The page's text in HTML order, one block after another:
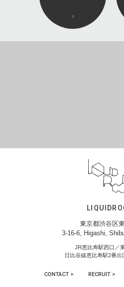
東京都渋谷区
3-16-6, Higashi,
JR恵比寿駅西口／
日比谷線恵比寿駅2番出
CONTACT > RECRUIT >